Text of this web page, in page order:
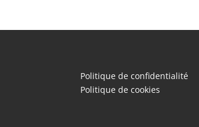
Politique de confidentialité
Politique de cookies